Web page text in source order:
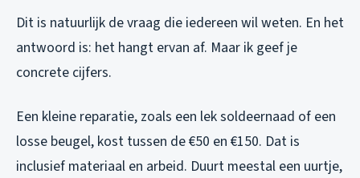
Dit is natuurlijk de vraag die iedereen wil weten. En het
antwoord is: het hangt ervan af. Maar ik geef je
concrete cijfers.
Een kleine reparatie, zoals een lek soldeernaad of een
losse beugel, kost tussen de €50 en €150. Dat is
inclusief materiaal en arbeid. Duurt meestal een uurtje,